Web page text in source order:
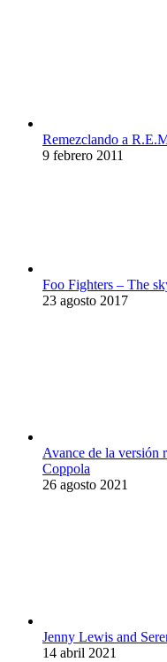
Remezclando a
9 febrero 2011
Foo Fighters – The
23 agosto 2017
Avance de la versión
Coppola
26 agosto 2021
Jenny Lewis and
14 abril 2021